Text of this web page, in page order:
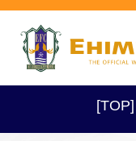
[TOP]